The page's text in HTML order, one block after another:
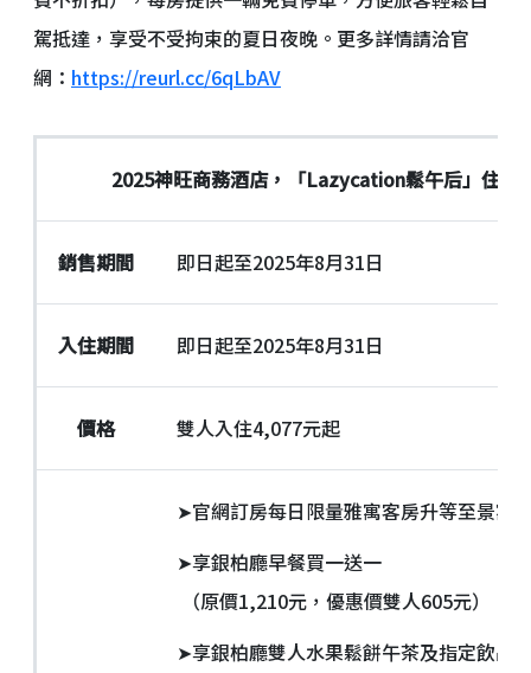
駕抵達，享受不受拘束的夏日夜晚。更多詳情請洽官
網： https://reurl.cc/6qLbAV
2025神旺商務酒店，「Lazycation鬆午后」住房
銷售期間 即日起至2025年8月31日
入住期間 即日起至2025年8月31日
價格 雙人入住4,077元起
➤官網訂房每日限量雅寓客房升等至景寓
➤享銀柏廳早餐買一送一
（原價1,210元，優惠價雙人605元）。
➤享銀柏廳雙人水果鬆餅午茶及指定飲品